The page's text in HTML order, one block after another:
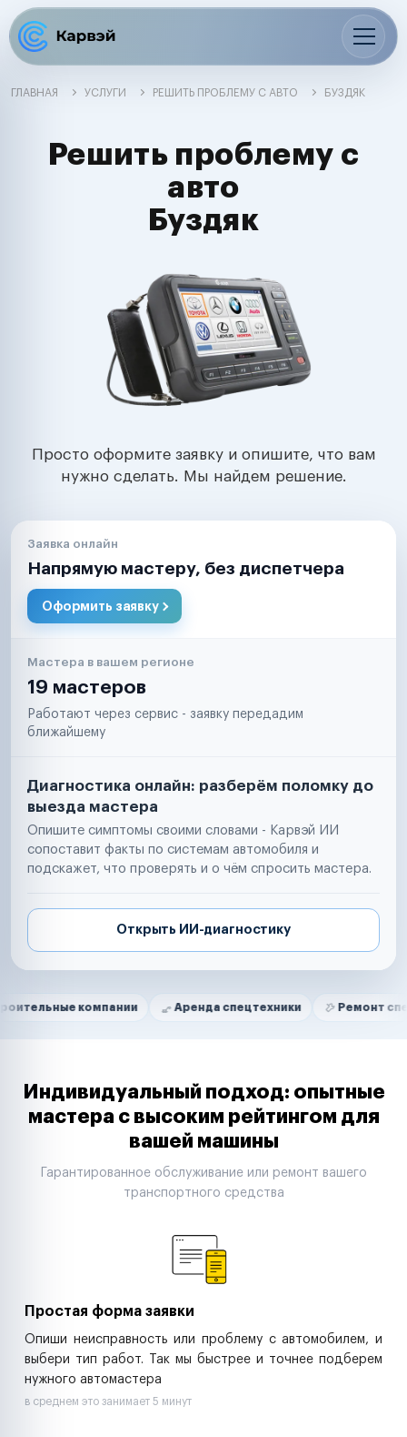
ГЛАВНАЯ УСЛУГИ РЕШИТЬ ПРОБЛЕМУ С АВТО БУЗДЯК
Решить проблему с
авто
Буздяк
Просто оформите заявку и опишите, что вам
нужно сделать. Мы найдем решение.
Заявка онлайн
Напрямую мастеру, без диспетчера
Оформить заявку
Мастера в вашем регионе
19 мастеров
Работают через сервис - заявку передадим
ближайшему
Диагностика онлайн: разберём поломку до
выезда мастера
Опишите симптомы своими словами - Карвэй ИИ
сопоставит факты по системам автомобиля и
подскажет, что проверять и о чём спросить мастера.
Открыть ИИ-диагностику
Нам доверяют
компании Аренда спецтехники Ремонт спецтехники
Маркетплейсы
Таксопарки
Автодилеры
Строительные компании
Аренда спецтехники
Индивидуальный подход: опытные
мастера с высоким рейтингом для
вашей машины
Гарантированное обслуживание или ремонт вашего
транспортного средства
Простая форма заявки
Опиши неисправность или проблему с автомобилем, и
выбери тип работ. Так мы быстрее и точнее подберем
нужного автомастера
в среднем это занимает 5 минут